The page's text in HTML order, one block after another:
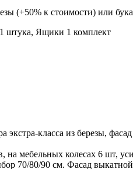
(+50% к стоимости) или
штука, Ящики 1 комплект
класса из березы,
на мебельных колесах 6 шт,
70/80/90 см. Фасад выкатной